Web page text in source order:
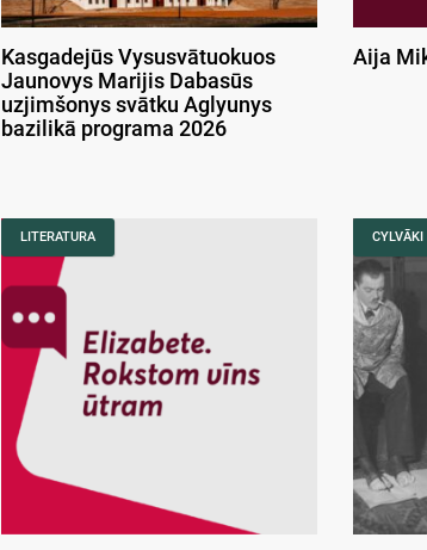
Kasgadejūs Vysusvātuokuos
Jaunovys Marijis Dabasūs
uzjimšonys svātku Aglyunys
bazilikā programa 2026
Aija
LITERATURA CYLVĀKI